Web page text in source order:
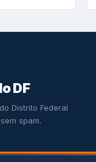
DF
Distrito Federal
spam.